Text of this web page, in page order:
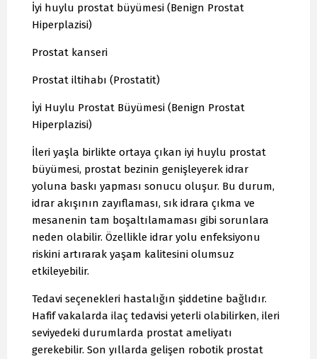
İyi huylu prostat büyümesi (Benign Prostat
Hiperplazisi)
Prostat kanseri
Prostat iltihabı (Prostatit)
İyi Huylu Prostat Büyümesi (Benign Prostat
Hiperplazisi)
İleri yaşla birlikte ortaya çıkan iyi huylu prostat
büyümesi, prostat bezinin genişleyerek idrar
yoluna baskı yapması sonucu oluşur. Bu durum,
idrar akışının zayıflaması, sık idrara çıkma ve
mesanenin tam boşaltılamaması gibi sorunlara
neden olabilir. Özellikle idrar yolu enfeksiyonu
riskini artırarak yaşam kalitesini olumsuz
etkileyebilir.
Tedavi seçenekleri hastalığın şiddetine bağlıdır.
Hafif vakalarda ilaç tedavisi yeterli olabilirken, ileri
seviyedeki durumlarda prostat ameliyatı
gerekebilir. Son yıllarda gelişen robotik prostat